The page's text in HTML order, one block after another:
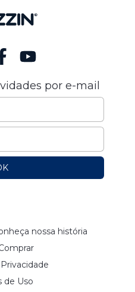
por e-mail
nossa história
de Uso